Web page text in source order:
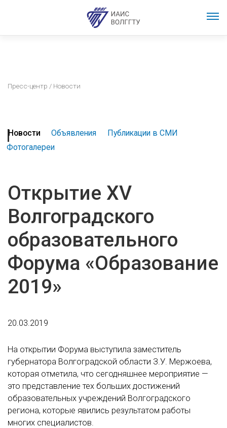
Пресс-центр / Новости
Новости Объявления
Публикации в СМИ
Фотогалереи
Открытие XV
Волгоградского
образовательного
Форума «Образование
2019»
20.03.2019
На открытии Форума выступила заместитель
губернатора Волгоградской области З.У. Мержоева,
которая отметила, что сегодняшнее мероприятие —
это представление тех больших достижений
образовательных учреждений Волгоградского
региона, которые явились результатом работы
многих специалистов.